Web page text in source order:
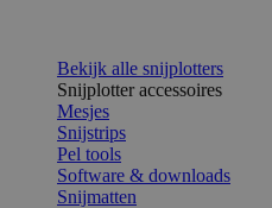
Bekijk alle snijplotters
Snijplotter accessoires
Mesjes
Snijstrips
Pel tools
Software & downloads
Snijmatten